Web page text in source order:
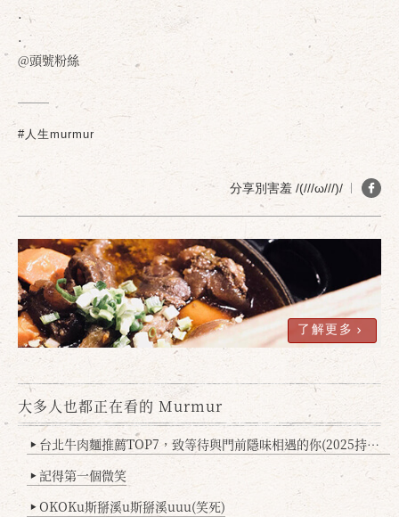
.
.
@頭號粉絲
#人生murmur
分享別害羞 /(///ω///)/
了解更多
大多人也都正在看的 Murmur
▶ 台北牛肉麵推薦TOP7，致等待與門前隱味相遇的你(2025持續更新
▶ 記得第一個微笑
▶ OKOKu斯掰溪u斯掰溪uuu(笑死)